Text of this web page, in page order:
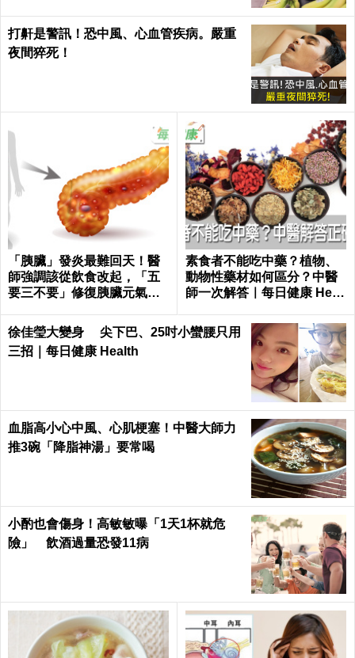
打鼾是警訊！恐中風、心血管疾病。嚴重
夜間猝死！
「胰臟」發炎最難回天！醫
師強調該從飲食改起，「五
要三不要」修復胰臟元氣｜
素食者不能吃中藥？植物、
動物性藥材如何區分？中醫
師一次解答｜每日健康 Healt
徐佳瑩大變身 尖下巴、25吋小蠻腰只用
三招｜每日健康 Health
血脂高小心中風、心肌梗塞！中醫大師力
推3碗「降脂神湯」要常喝
小酌也會傷身！高敏敏曝「1天1杯就危
險」 飲酒過量恐發11病